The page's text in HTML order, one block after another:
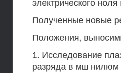
электрического
Полученные новые
Положения,
1. Исследование
разряда в мш